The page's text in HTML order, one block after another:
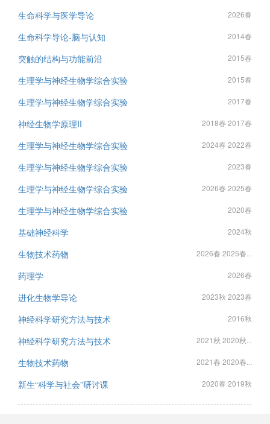
生命科学与医学导论 2026春
生命科学导论-脑与认知 2014春
突触的结构与功能前沿 2015春
生理学与神经生物学综合实验 2015春
生理学与神经生物学综合实验 2017春
神经生物学原理II 2018春 2017春
生理学与神经生物学综合实验 2024春 2022春
生理学与神经生物学综合实验 2023春
生理学与神经生物学综合实验 2026春 2025春
生理学与神经生物学综合实验 2020春
基础神经科学 2024秋
生物技术药物 2026春 2025春...
药理学 2026春
进化生物学导论 2023秋 2023春
神经科学研究方法与技术 2016秋
神经科学研究方法与技术 2021秋 2020秋...
生物技术药物 2021春 2020春...
新生“科学与社会”研讨课 2020春 2019秋